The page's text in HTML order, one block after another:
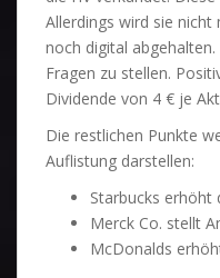
Allerdings wird sie
noch digital
Fragen zu stellen.
Dividende von 4 € je
Die restlichen Punkte
Auflistung darstellen:
Starbucks erhöht
Merck Co. stellt
McDonalds